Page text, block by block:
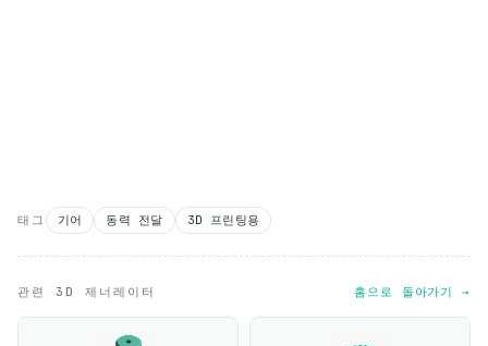
태그 기어 동력 전달 3D 프린팅용
관련 3D 제너레이터 홈으로 돌아가기 →